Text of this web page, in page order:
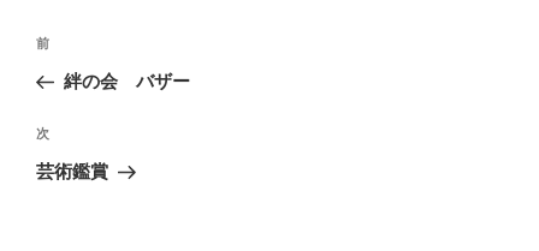
投
ナ
ビ
ゲ
前
の
稿
前
絆の会 バザー
次
の
次
芸術鑑賞